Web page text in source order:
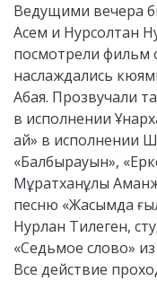
Ведущими вечера
Асем и Нурсолтан
посмотрели фильм
наслаждались
Абая. Прозвучали
в исполнении
ай» в исполнении
«Балбырауын»,
Мұратханұлы
песню «Жасымда
Нурлан Тилеген,
«Седьмое слово»
Все действие